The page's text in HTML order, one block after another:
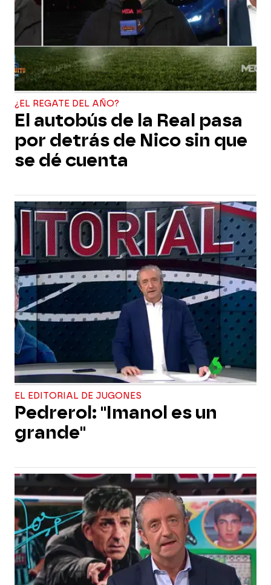
¿EL REGATE DEL AÑO?
El autobús de la Real pasa
por detrás de Nico sin que
se dé cuenta
EL EDITORIAL DE JUGONES
Pedrerol: "Imanol es un
grande"